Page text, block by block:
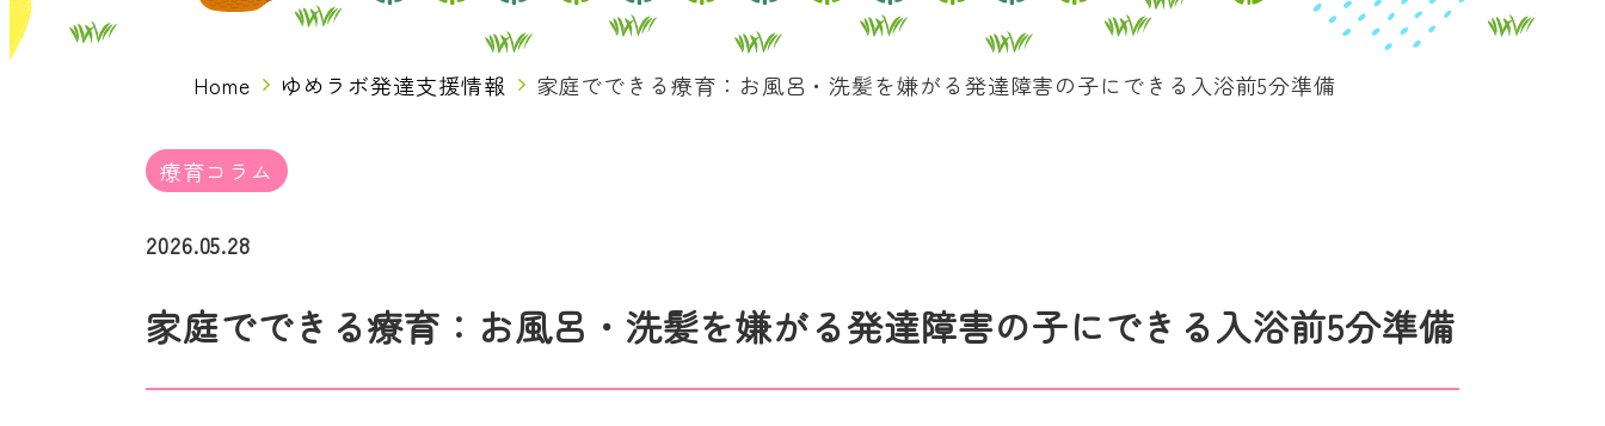
Home ゆめラボ発達支援情報 家庭でできる療育：お風呂・洗髪を嫌がる発達障害の子にできる入浴前5分準備
療育コラム
2026.05.28
家庭でできる療育：お風呂・洗髪を嫌がる発達障害の子にできる入浴前5分準備